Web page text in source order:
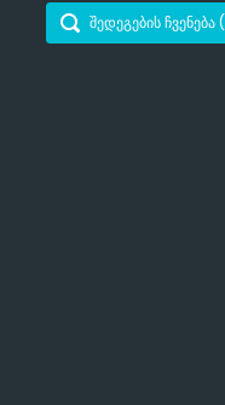
შედეგების ჩვენება (